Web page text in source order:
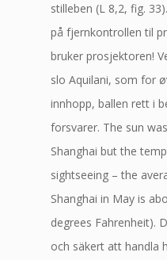
stilleben (L 8,2, fig.
på fjernkontrollen til
bruker prosjektoren!
slo Aquilani, som for
innhopp, ballen rett i
forsvarer. The sun
Shanghai but the
sightseeing – the
Shanghai in May is
degrees Fahrenheit).
och säkert att handla